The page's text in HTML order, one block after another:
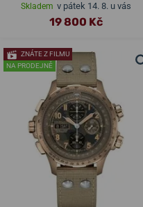
Skladem v pátek 14. 8. u vás
19 800 Kč
ZNÁTE Z FILMU
NA PRODEJNĚ